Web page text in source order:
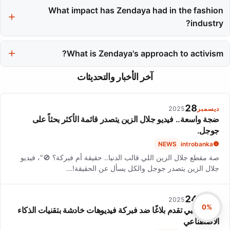
Award, and was named one of Time magazine's 100 most
influential people. She made history as the youngest actress to
What impact has Zendaya had in the fashion
industry?
choices, launching inclusive clothing lines and winning the CFDA
What is Zendaya's approach to activism?
Zendaya actively champions diversity and inclusion, addressing
issues like racial stereotypes and supporting vulnerable
public persona.
آخر الأخبار والتحديثات
ديسمبر 28
2025
ضجة واسعة.. فيديو جلال الزين يتصدر قائمة الأكثر بحثاً على
جوجل.
introbanka
NEWS
صة مقطع جلال الزين اللي قالب الدنيا.. حقيقة أم فبركة؟ 🚫"، فيديو
جلال الزين يتصدر جوجل والكل يسأل عن الحقيقة!…
24
2025
هيفاء وهبي تقدم بلاغًا ضد فبركة فيديوهات خادشة بتقنيات الذكاء
الاصطناعي
0%